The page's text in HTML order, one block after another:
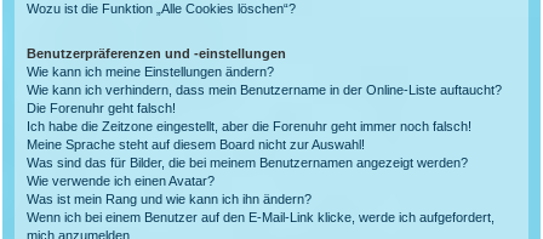
Wozu ist die Funktion „Alle Cookies löschen“?
Benutzerpräferenzen und -einstellungen
Wie kann ich meine Einstellungen ändern?
Wie kann ich verhindern, dass mein Benutzername in der Online-Liste auftaucht?
Die Forenuhr geht falsch!
Ich habe die Zeitzone eingestellt, aber die Forenuhr geht immer noch falsch!
Meine Sprache steht auf diesem Board nicht zur Auswahl!
Was sind das für Bilder, die bei meinem Benutzernamen angezeigt werden?
Wie verwende ich einen Avatar?
Was ist mein Rang und wie kann ich ihn ändern?
Wenn ich bei einem Benutzer auf den E-Mail-Link klicke, werde ich aufgefordert,
mich anzumelden.